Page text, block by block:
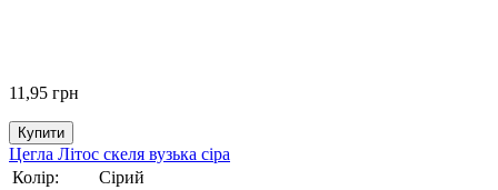
11,95 грн
Купити
Цегла Літос скеля вузька сіра
Колір:
Сірий